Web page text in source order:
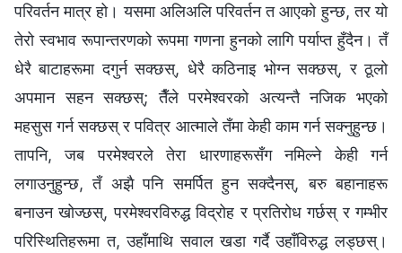
परिवर्तन मात्र हो। यसमा अलिअलि परिवर्तन त आएको हुन्छ, तर यो
तेरो स्वभाव रूपान्तरणको रूपमा गणना हुनको लागि पर्याप्त हुँदैन। तँ
धेरै बाटाहरूमा दगुर्न सक्छस्, धेरै कठिनाइ भोग्‍न सक्छस्, र ठूलो
अपमान सहन सक्छस्; तैँले परमेश्‍वरको अत्यन्तै नजिक भएको
महसुस गर्न सक्छस् र पवित्र आत्माले तँमा केही काम गर्न सक्‍नुहुन्छ।
तापनि, जब परमेश्‍वरले तेरा धारणाहरूसँग नमिल्ने केही गर्न
लगाउनुहुन्छ, तँ अझै पनि समर्पित हुन सक्दैनस्, बरु बहानाहरू
बनाउन खोज्छस्, परमेश्‍वरविरुद्ध विद्रोह र प्रतिरोध गर्छस् र गम्भीर
परिस्थितिहरूमा त, उहाँमाथि सवाल खडा गर्दै उहाँविरुद्ध लड्छस्।